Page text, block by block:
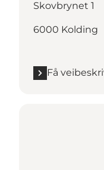
Skovbrynet 1
6000 Kolding
Få